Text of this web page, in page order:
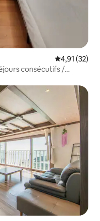
Évaluation
4,91 (32)
consécutifs /
/ Marché de Jukdo à